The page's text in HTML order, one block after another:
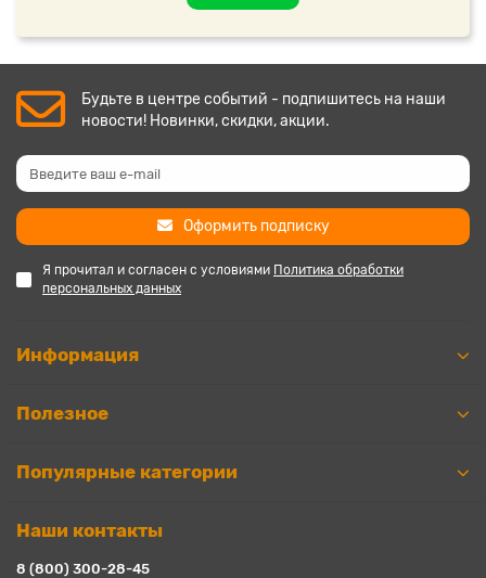
Будьте в центре событий - подпишитесь на наши
новости! Новинки, скидки, акции.
Оформить подписку
Я прочитал и согласен с условиями Политика обработки
персональных данных
Информация
Полезное
Популярные категории
Наши контакты
8 (800) 300-28-45